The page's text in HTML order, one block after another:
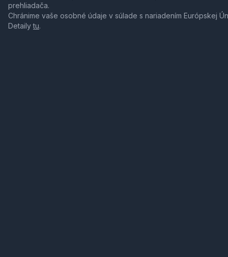
prehliadača.
Chránime vaše osobné údaje v súlade s nariadením Európskej
Detailytu.